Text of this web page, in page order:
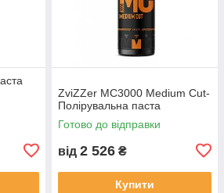
ZviZZer MC3000 Medium Cut-
Полірувальна паста
Готово до відправки
від 2 526 ₴
Купити